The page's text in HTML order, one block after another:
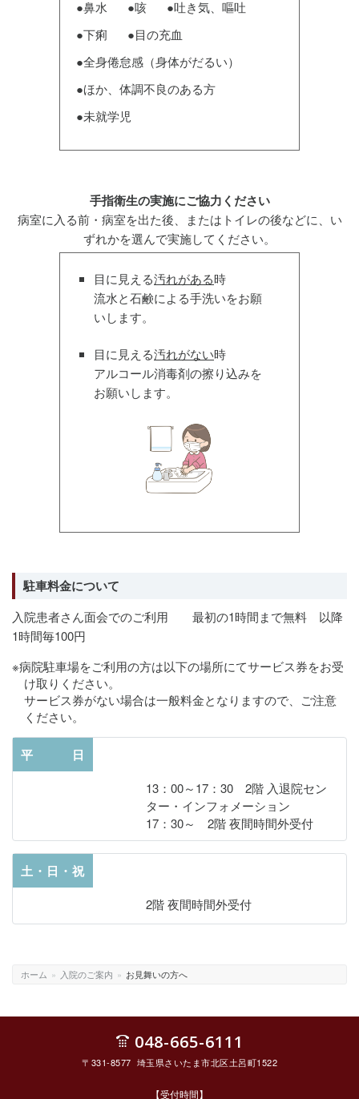
●鼻水
●咳
●吐き気、嘔吐
●下痢
●目の充血
●全身倦怠感（身体がだるい）
●ほか、体調不良のある方
●未就学児
手指衛生の実施にご協力ください
病室に入る前・病室を出た後、またはトイレの後などに、い
ずれかを選んで実施してください。
目に見える汚れがある時
流水と石鹸による手洗いをお願
いします。
目に見える汚れがない時
アルコール消毒剤の擦り込みを
お願いします。
駐車料金について
入院患者さん面会でのご利用 最初の1時間まで無料 以降
1時間毎100円
※病院駐車場をご利用の方は以下の場所にてサービス券をお受
け取りください。
サービス券がない場合は一般料金となりますので、ご注意
ください。
平 日
13：00～17：30 2階 入退院セン
ター・インフォメーション
17：30～ 2階 夜間時間外受付
土・日・祝
2階 夜間時間外受付
ホーム » 入院のご案内 » お見舞いの方へ
048-665-6111
〒331-8577 埼玉県さいたま市北区土呂町1522
【受付時間】